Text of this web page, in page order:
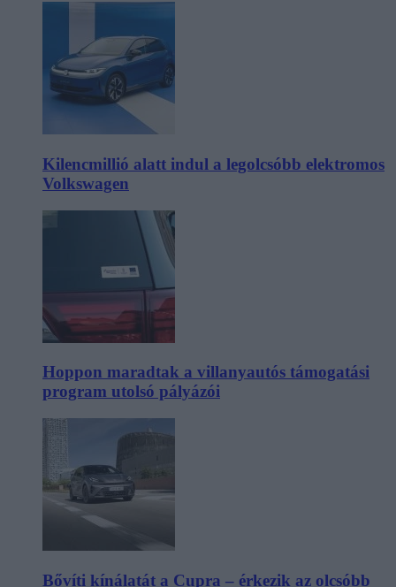
Kilencmillió alatt indul a legolcsóbb elektromos
Volkswagen
Hoppon maradtak a villanyautós támogatási
program utolsó pályázói
Bővíti kínálatát a Cupra – érkezik az olcsóbb